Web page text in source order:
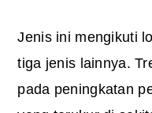
Jenis ini mengikuti
tiga jenis lainnya.
pada peningkatan